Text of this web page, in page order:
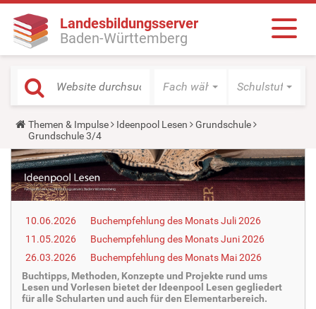
Landesbildungsserver
Baden-Württemberg
Fach wählen Schulstufe
Y
o
u
a
r
e
h
e
e
:
Themen & Impulse Ideenpool Lesen
Grundschule
Grundschule 3/4
10.06.2026
Buchempfehlung des Monats Juli 2026
11.05.2026
Buchempfehlung des Monats Juni 2026
26.03.2026
Buchempfehlung des Monats Mai 2026
Buchtipps, Methoden, Konzepte und Projekte rund ums
Lesen und Vorlesen bietet der Ideenpool Lesen gegliedert
für alle Schularten und auch für den Elementarbereich.